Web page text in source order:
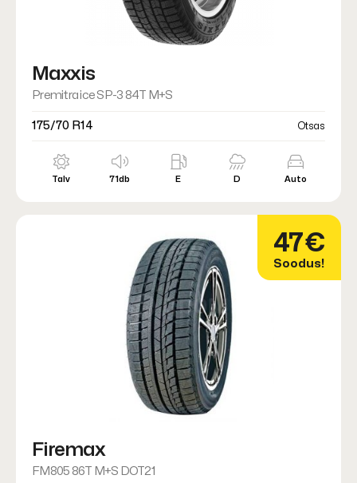
Maxxis
Premitra ice SP-3 84T M+S
175/70 R14 Otsas
Talv 71db E D Auto
47€
Soodus!
Firemax
FM805 86T M+S DOT21